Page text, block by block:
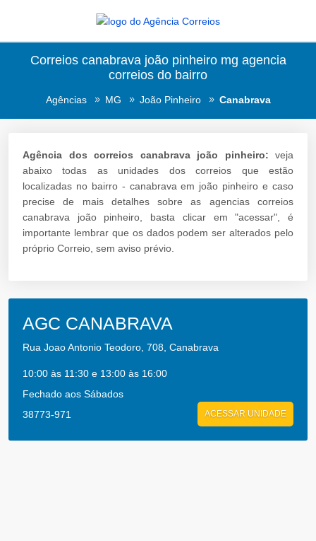
Correios canabrava joão pinheiro mg agencia
correios do bairro
Agências MG João Pinheiro Canabrava
Agência dos correios canabrava joão pinheiro: veja
abaixo todas as unidades dos correios que estão
localizadas no bairro - canabrava em joão pinheiro e caso
precise de mais detalhes sobre as agencias correios
canabrava joão pinheiro, basta clicar em "acessar", é
importante lembrar que os dados podem ser alterados pelo
próprio Correio, sem aviso prévio.
AGC CANABRAVA
Rua Joao Antonio Teodoro, 708, Canabrava
10:00 às 11:30 e 13:00 às 16:00
Fechado aos Sábados
38773-971
ACESSAR UNIDADE